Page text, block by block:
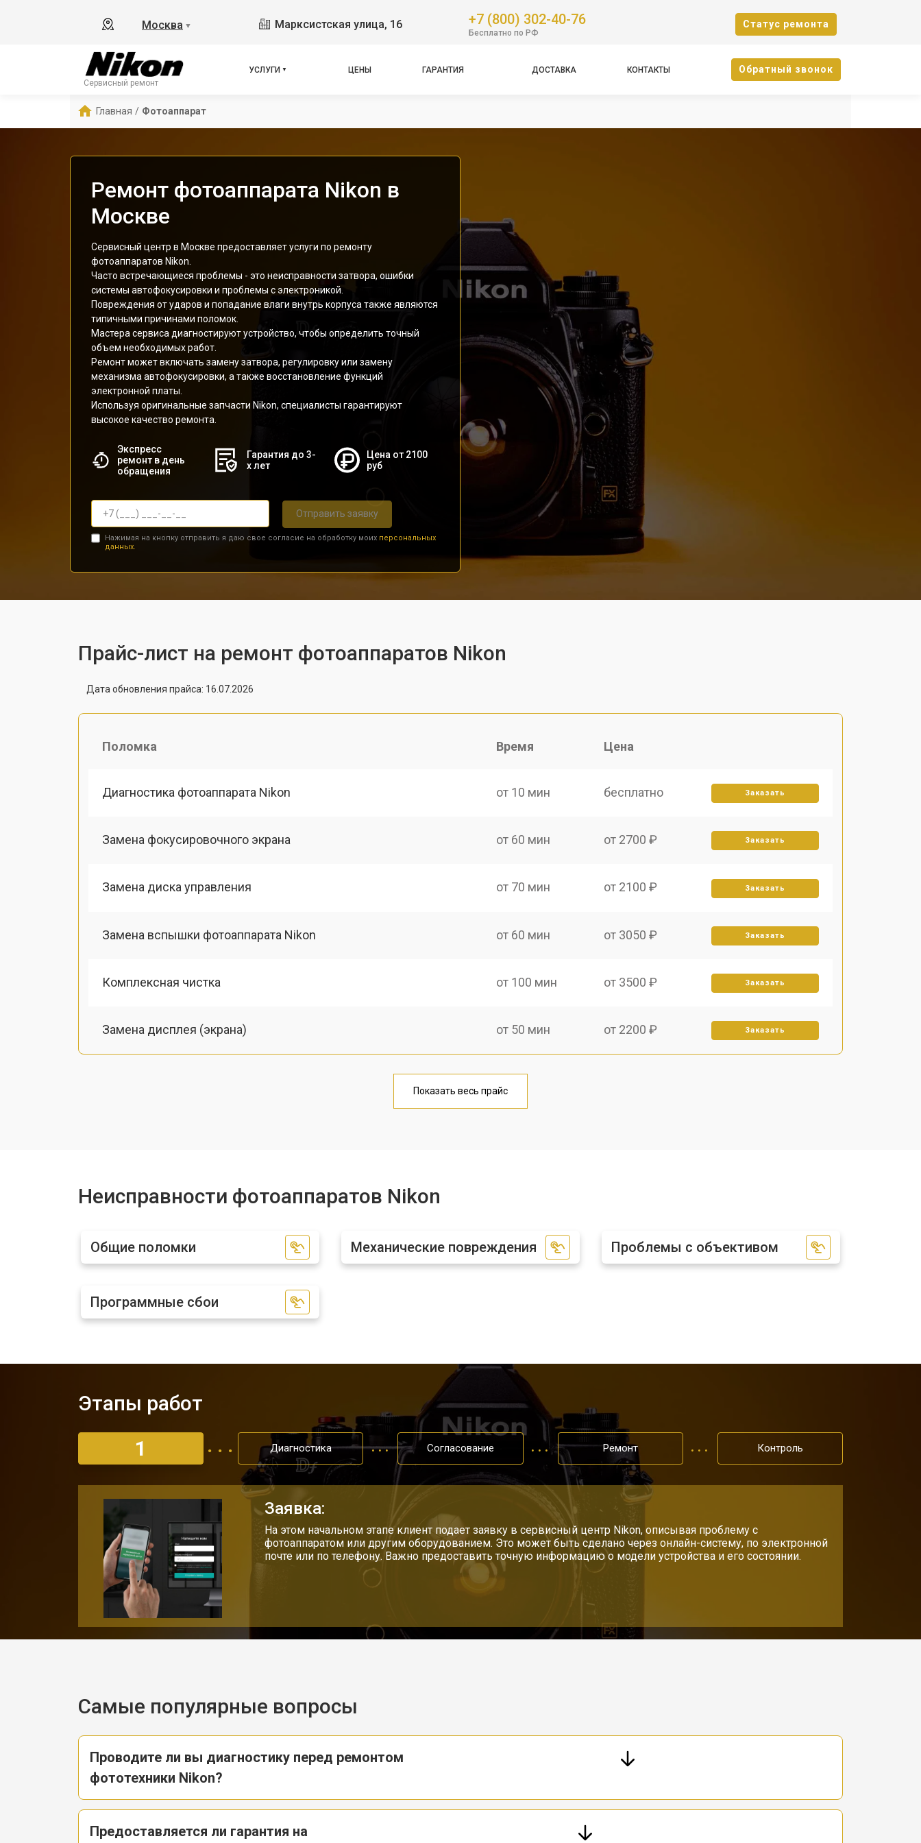
Москва ▼ Марксистская улица, 16 +7 (800) 302-40-76
Бесплатно по РФ
Cтатус ремонта
Сервисный ремонт
УСЛУГИ ЦЕНЫ ГАРАНТИЯ ДОСТАВКА КОНТАКТЫ Oбратный звонок
Главная / Фотоаппарат
Ремонт фотоаппарата Nikon в
Москве
Сервисный центр в Москве предоставляет услуги по ремонту
фотоаппаратов Nikon.
Часто встречающиеся проблемы - это неисправности затвора, ошибки
системы автофокусировки и проблемы с электроникой.
Повреждения от ударов и попадание влаги внутрь корпуса также являются
типичными причинами поломок.
Мастера сервиса диагностируют устройство, чтобы определить точный
объем необходимых работ.
Ремонт может включать замену затвора, регулировку или замену
механизма автофокусировки, а также восстановление функций
электронной платы.
Используя оригинальные запчасти Nikon, специалисты гарантируют
высокое качество ремонта.
Экспресс
ремонт в день
обращения
Гарантия до 3-
х лет
Цена от 2100
руб
Отправить заявку
Нажимая на кнопку отправить я даю свое согласие на обработку моих персональных
данных.
Прайс-лист на ремонт фотоаппаратов Nikon
Дата обновления прайса: 16.07.2026
Поломка Время Цена
Диагностика фотоаппарата Nikon от 10 мин бесплатно Заказать
Замена фокусировочного экрана от 60 мин от 2700 ₽ Заказать
Замена диска управления от 70 мин от 2100 ₽ Заказать
Замена вспышки фотоаппарата Nikon от 60 мин от 3050 ₽ Заказать
Комплексная чистка от 100 мин от 3500 ₽ Заказать
Замена дисплея (экрана) от 50 мин от 2200 ₽ Заказать
от 80 мин
Замена затвора фотоаппарата Nikon от 80 мин от 2300 ₽ Заказать
Замена CCD/CMOS матрицы
Ремонт материнской платы от 100 мин от 3300 ₽ Заказать
Чистка матрицы фотоаппарата Nikon от 60 мин от 3100 ₽
Показать весь прайс
Неисправности фотоаппаратов Nikon
Общие поломки Механические повреждения Проблемы с объективом
Программные сбои
Этапы работ
1
Диагностика Согласование Ремонт Контроль
Заявка:
На этом начальном этапе клиент подает заявку в сервисный центр Nikon, описывая проблему с
фотоаппаратом или другим оборудованием. Это может быть сделано через онлайн-систему, по электронной
почте или по телефону. Важно предоставить точную информацию о модели устройства и его состоянии.
Самые популярные вопросы
Проводите ли вы диагностику перед ремонтом
фототехники Nikon?
Предоставляется ли гарантия на